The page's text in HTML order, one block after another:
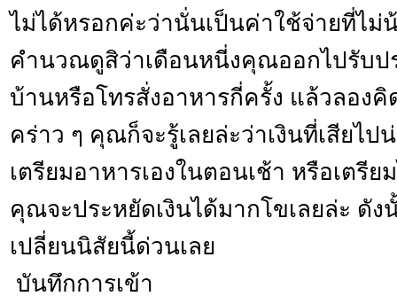
ไม่ได้หรอกค่ะว่านั่นเป็นค่าใช้จ่ายที่ไม่
คำนวณดูสิว่าเดือนหนี่งคุณออกไปรับป
บ้านหรือโท­­­­รสั่งอาหารกี่ครั้ง แล้วลองคิ
คร่าว ๆ คุณก็จะรู้เลยล่ะว่าเงินที่เสียไ
เตรียมอาหารเองในตอนเช้า หรือเตรี
คุณจะประหยัดเงินได้มากโขเลยล่ะ ดัง
เปลี่ยนนิสัยนี้ด่วนเลย
บันทึกการเข้า